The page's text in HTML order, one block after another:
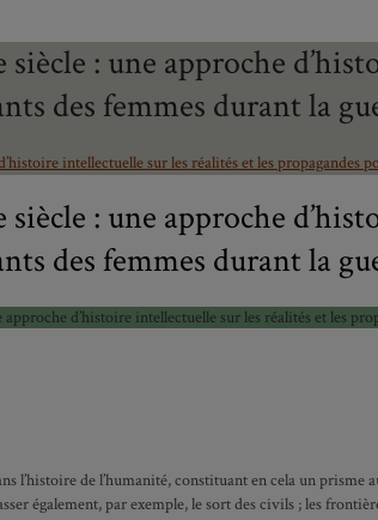
: une approche
des femmes durant la
intellectuelle sur les réalités et les
: une approche
des femmes durant la
d’histoire intellectuelle sur les réalités et les
de l’humanité, constituant en cela un prisme
également, par exemple, le sort des civils ; les